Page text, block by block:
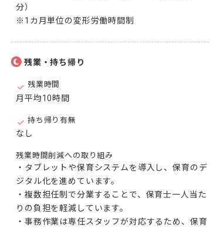
分）
※1カ月単位の変形労働時間制
残業・持ち帰り
残業時間
月平均10時間
持ち帰り有無
なし
残業時間削減への取り組み
・タブレットや保育システムを導入し、保育のデ
ジタル化を進めています。
・複数担任制で分業することで、保育士一人当た
りの負担を軽減しています。
・事務作業は専任スタッフが対応するため、保育